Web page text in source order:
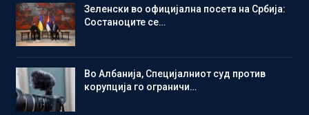
Зеленски во официјална посета на Србија:
Состаноците се…
Во Албанија, Специјалниот суд против
корупција го ограничи…